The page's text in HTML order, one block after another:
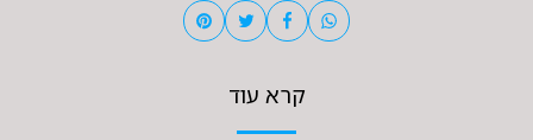
קרא עוד